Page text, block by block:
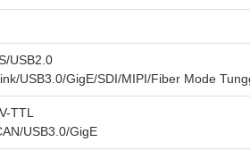
USB2.0
USB3.0/GigE/SDI/MIPI/Fiber Mode
TTL
USB3.0/GigE